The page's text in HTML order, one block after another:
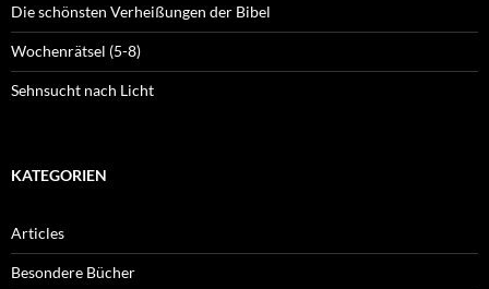
Die schönsten Verheißungen der Bibel
Wochenrätsel (5-8)
Sehnsucht nach Licht
KATEGORIEN
Articles
Besondere Bücher